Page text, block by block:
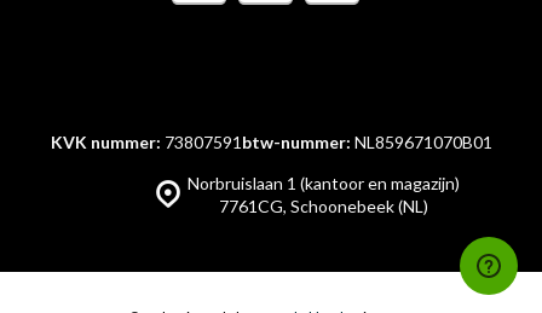
Norbruislaan 1 (kantoor en magazijn)
7761CG, Schoonebeek (NL)
KVK nummer: 73807591 btw-nummer: NL859671070B01